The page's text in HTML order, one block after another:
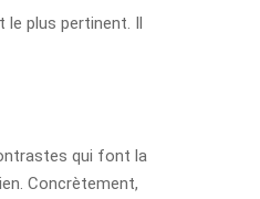
le plus pertinent. Il
qui font la
Concrètement,